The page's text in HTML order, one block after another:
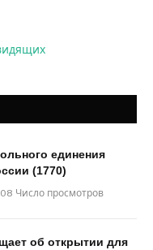
единения
(1770)
Число просмотров
об открытии для